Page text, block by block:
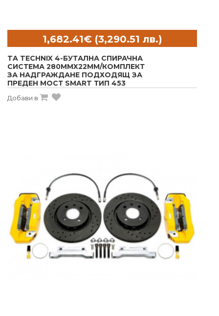
TA TECHNIX 4-БУТАЛНА СПИРАЧНА
СИСТЕМА 280MMX22MM/КОМПЛЕКТ
ЗА НАДГРАЖДАНЕ ПОДХОДЯЩ ЗА
ПРЕДЕН МОСТ SMART ТИП 453
Добави в